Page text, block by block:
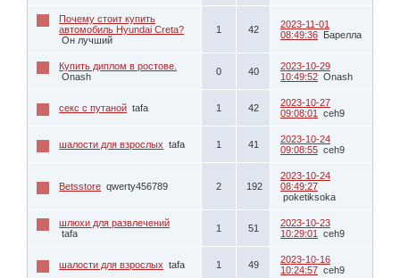
Почему стоит купить
автомобиль Hyundai Creta?
Он лучший
1 42
2023-11-01
08:49:36 Барелла
Купить диплом в ростове.
Onash
0 40
2023-10-29
10:49:52 Onash
секс с путаной tafa 1 42
2023-10-27
09:08:01
ceh9
шалости для взрослых tafa 1 41
2023-10-24
09:08:55 ceh9
Betsstore qwerty456789 2 192
2023-10-24
08:49:27
poketiksoka
шлюxи для развлечений
tafa
1 51
2023-10-23
10:29:01
ceh9
шалости для взрослых tafa 1 49
2023-10-16
10:24:57 ceh9